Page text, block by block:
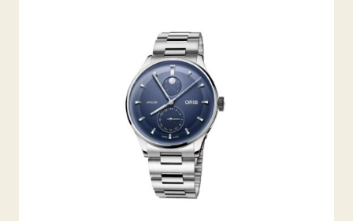
ARTELIER COMPLIKATION